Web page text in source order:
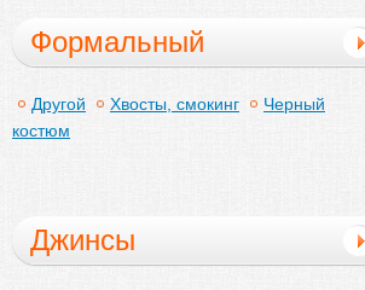
Формальный
Другой Хвосты, смокинг
Черный
костюм
Джинсы